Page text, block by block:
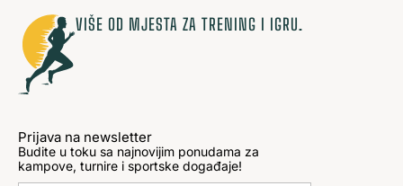
VIŠE OD MJESTA ZA TRENING I IGRU.
Prijava na newsletter
Budite u toku sa najnovijim ponudama za
kampove, turnire i sportske događaje!